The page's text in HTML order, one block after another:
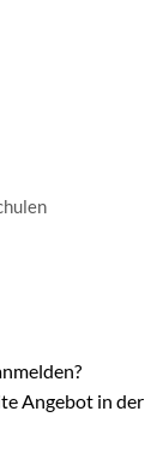
Angebot in der